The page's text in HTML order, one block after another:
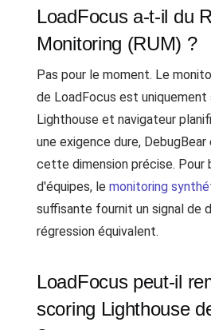
LoadFocus a-t-il du
Monitoring (RUM) ?
Pas pour le moment. Le
de LoadFocus est
Lighthouse et navigateur
une exigence dure,
cette dimension précise. Pour
d'équipes, le monitoring
suffisante fournit un signal de
régression équivalent.
LoadFocus peut-il
scoring Lighthouse